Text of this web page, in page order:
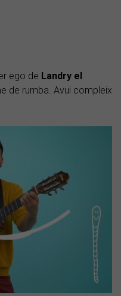
ego de Landry el
de rumba. Avui compleix